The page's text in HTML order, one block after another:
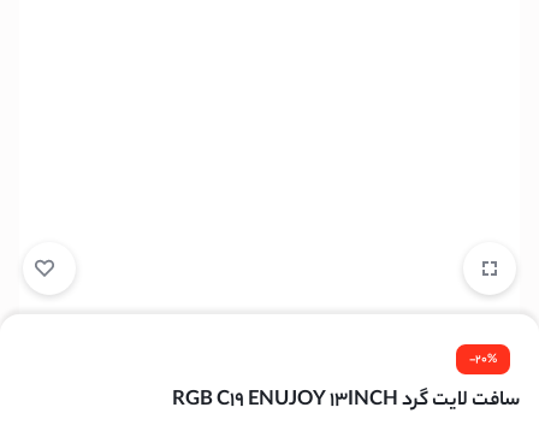
-20%
سافت لايت گرد RGB C19 ENUJOY 13INCH